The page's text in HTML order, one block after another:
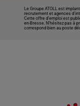
Le Groupe ATOLL est
recrutement et agences
Cette offre d’emploi est
en-Bresse. N’hésitez pas à
correspond bien au poste